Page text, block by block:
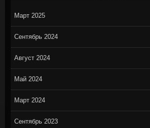
Март 2025
Сентябрь 2024
Август 2024
Май 2024
Март 2024
Сентябрь 2023